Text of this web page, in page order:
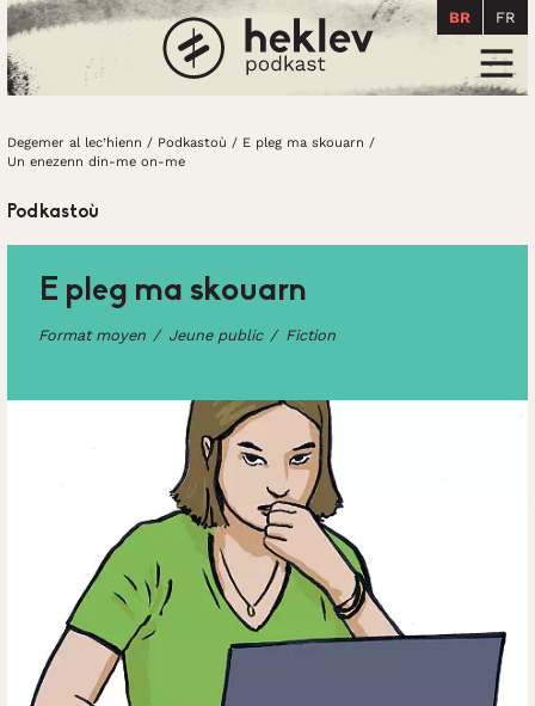
Degemer al lec’hienn
BR FR
Degemer al lec’hienn / Podkastoù / E pleg ma skouarn /
Un enezenn din-me on-me
Podkastoù
E pleg ma skouarn
Format moyen Jeune public Fiction